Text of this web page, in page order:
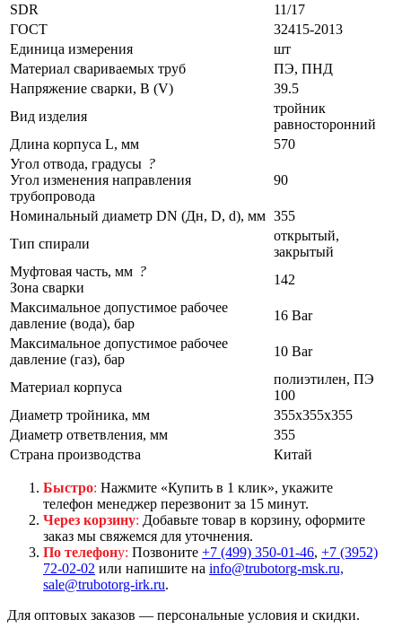
SDR
11/17
ГОСТ
32415-2013
Единица измерения
шт
Материал свариваемых труб
ПЭ, ПНД
Напряжение сварки, В (V)
39.5
Вид изделия
тройник
равносторонний
Длина корпуса L, мм
570
Угол отвода, градусы ?
Угол изменения направления
трубопровода
90
Номинальный диаметр DN (Дн, D, d), мм 355
Тип спирали
открытый,
закрытый
Муфтовая часть, мм ?
Зона сварки
142
Максимальное допустимое рабочее
давление (вода), бар
16 Bar
Максимальное допустимое рабочее
давление (газ), бар
10 Bar
Материал корпуса
полиэтилен, ПЭ
100
Диаметр тройника, мм
355x355x355
Диаметр ответвления, мм
355
Страна производства
Китай
Быстро: Нажмите «Купить в 1 клик», укажите
телефон менеджер перезвонит за 15 минут.
Через корзину: Добавьте товар в корзину, оформите
заказ мы свяжемся для уточнения.
По телефону: Позвоните +7 (499) 350-01-46, +7 (3952)
72-02-02 или напишите на info@trubotorg-msk.ru,
sale@trubotorg-irk.ru.
Для оптовых заказов — персональные условия и скидки.